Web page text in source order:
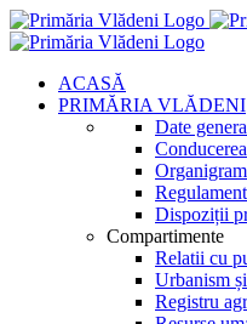
Skip
to
ACASĂ
PRIMĂRIA VLĂDENI
Date
Conducerea
Dispoziții
Compartimente
Relatii cu
Urbanism
Registru